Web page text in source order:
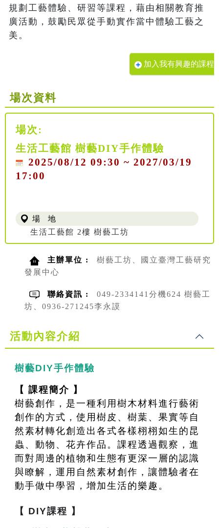
規劃工藝體驗、研習等課程，藉由相關教育推
廣活動，鼓勵民眾從手動實作當中體驗工藝之
美。
加入我有興趣的課程
場次資料
場次:
生活工藝館 樹藝DIY手作體驗
2025/08/12 09:30 ~ 2027/03/19
17:00
場 地
生活工藝館 2樓 樹藝工坊
主辦單位 :
樹藝工坊、國立臺灣工藝研究
發展中心
聯絡資訊 :
049-2334141分機624 樹藝工
坊、0936-271245李永謨
活動內容介紹
樹藝DIY手作體驗
【 課程簡介 】
樹藝創作，是一種利用樹木材料進行藝術
創作的方式，使用樹皮、樹葉、果實等自
然素材轉化創造出各式各樣栩栩如生的昆
蟲、動物、花卉作品。課程透過觀察，進
而對周邊的植物和生態有更深一層的認識
與瞭解，運用自然素材創作，讓體驗者在
動手做中學習，增加生活的樂趣。
【 DIY課程 】